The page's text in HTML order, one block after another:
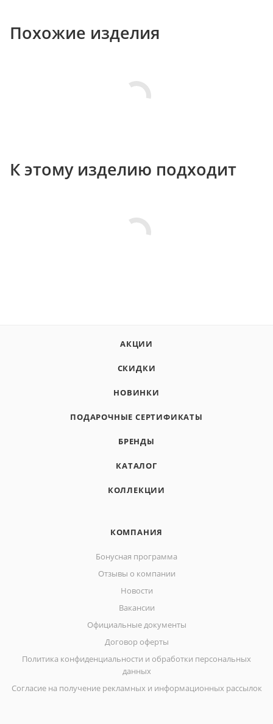
Похожие изделия
К этому изделию подходит
АКЦИИ
СКИДКИ
НОВИНКИ
ПОДАРОЧНЫЕ СЕРТИФИКАТЫ
БРЕНДЫ
КАТАЛОГ
КОЛЛЕКЦИИ
КОМПАНИЯ
Бонусная программа
Отзывы о компании
Новости
Вакансии
Официальные документы
Договор оферты
Политика конфиденциальности и обработки персональных
данных
Согласие на получение рекламных и информационных рассылок